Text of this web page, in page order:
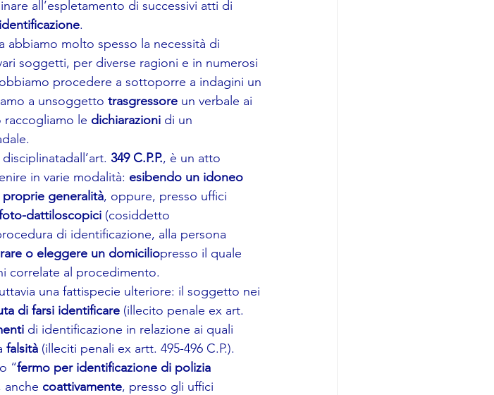
all’espletamento di successivi atti di
identificazione.
molto spesso la necessità di
soggetti, per diverse ragioni e in numerosi
procedere a sottoporre a indagini un
a unsoggetto trasgressore un verbale ai
le dichiarazioni di un
disciplinatadall’art. 349 C.P.P., è un atto
in varie modalità: esibendo un idoneo
generalità, oppure, presso uffici
dattiloscopici (cosiddetto
di identificazione, alla persona
o eleggere un domiciliopresso il quale
correlate al procedimento.
una fattispecie ulteriore: il soggetto nei
di farsi identificare (illecito penale ex art.
di identificazione in relazione ai quali
falsità (illeciti penali ex artt. 495-496 C.P.).
“fermo per identificazione di polizia
anche coattivamente, presso gli uffici